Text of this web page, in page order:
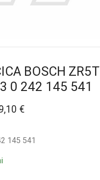
BOSCH
0 242 145 541
€
145 541